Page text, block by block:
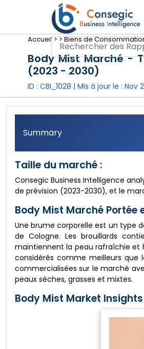
Accueil >>Biens de
Body Mist Marché -
(2023 - 2030)
ID : CBI_1028 | Mis à jour le : Nov
Summary
Taille du marché :
Consegic Business Intelligence
de prévision (2023-2030), et le
Body Mist Marché Portée
Une brume corporelle est un type
de Cologne. Les brouillards
maintiennent la peau rafraîchie et
considérés comme meilleurs que
commercialisées sur le marché
peaux sèches, grasses et mixtes.
Body Mist Market Insights